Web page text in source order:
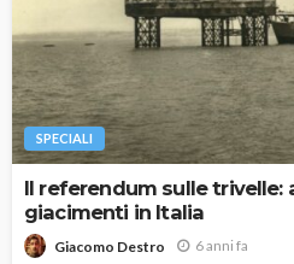
SPECIALI
Il referendum sulle trivelle:
giacimenti in Italia
Giacomo Destro 6 anni fa